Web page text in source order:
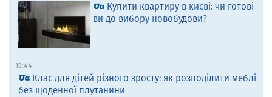
Купити квартиру в києві: чи готові
ви до вибору новобудови?
10:44
Клас для дітей різного зросту: як розподілити меблі
без щоденної плутанини